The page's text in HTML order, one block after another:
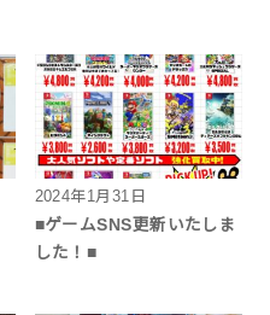
2024年1月31日
■ゲームSNS更新いたしま
した！■